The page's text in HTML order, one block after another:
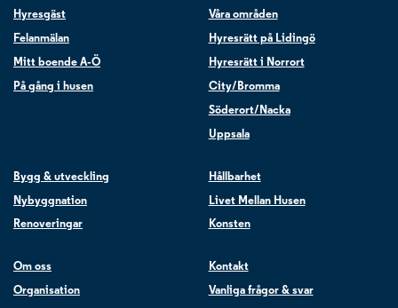
Hyresgäst
Felanmälan
Mitt boende A-Ö
På gång i husen
Våra områden
Hyresrätt på Lidingö
Hyresrätt i Norrort
City/Bromma
Söderort/Nacka
Uppsala
Bygg & utveckling
Nybyggnation
Renoveringar
Hållbarhet
Livet Mellan Husen
Konsten
Om oss
Organisation
Kontakt
Vanliga frågor & svar